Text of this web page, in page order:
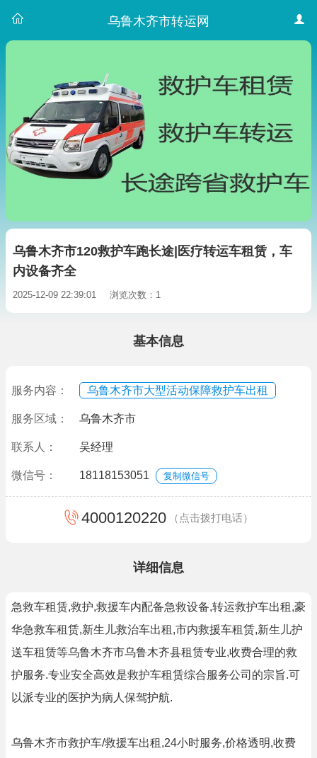
乌鲁木齐市转运网
乌鲁木齐市120救护车跑长途|医疗转运车租赁，车
内设备齐全
2025-12-09 22:39:01 浏览次数：1
基本信息
服务内容： 乌鲁木齐市大型活动保障救护车出租
服务区域： 乌鲁木齐市
联系人： 吴经理
微信号： 18118153051 复制微信号
4000120220 （点击拨打电话）
详细信息
急救车租赁,救护,救援车内配备急救设备,转运救护车出租,豪
华急救车租赁,新生儿救治车出租,市内救援车租赁,新生儿护
送车租赁等乌鲁木齐市乌鲁木齐县租赁专业,收费合理的救
护服务.专业安全高效是救护车租赁综合服务公司的宗旨.可
以派专业的医护为病人保驾护航.
乌鲁木齐市救护车/救援车出租,24小时服务,价格透明,收费